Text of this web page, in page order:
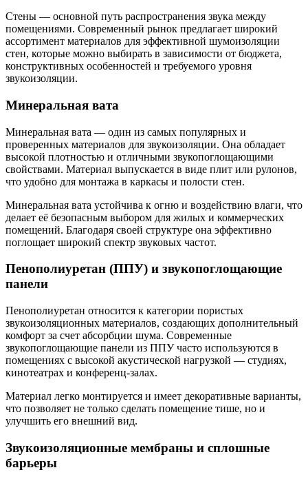
Стены — основной путь распространения звука между
помещениями. Современный рынок предлагает широкий
ассортимент материалов для эффективной шумоизоляции
стен, которые можно выбирать в зависимости от бюджета,
конструктивных особенностей и требуемого уровня
звукоизоляции.
Минеральная вата
Минеральная вата — один из самых популярных и
проверенных материалов для звукоизоляции. Она обладает
высокой плотностью и отличными звукопоглощающими
свойствами. Материал выпускается в виде плит или рулонов,
что удобно для монтажа в каркасы и полости стен.
Минеральная вата устойчива к огню и воздействию влаги, что
делает её безопасным выбором для жилых и коммерческих
помещений. Благодаря своей структуре она эффективно
поглощает широкий спектр звуковых частот.
Пенополиуретан (ППУ) и звукопоглощающие
панели
Пенополиуретан относится к категории пористых
звукоизоляционных материалов, создающих дополнительный
комфорт за счет абсорбции шума. Современные
звукопоглощающие панели из ППУ часто используются в
помещениях с высокой акустической нагрузкой — студиях,
кинотеатрах и конференц-залах.
Материал легко монтируется и имеет декоративные варианты,
что позволяет не только сделать помещение тише, но и
улучшить его внешний вид.
Звукоизоляционные мембраны и сплошные
барьеры